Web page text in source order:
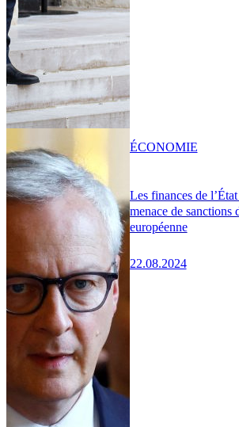
Les finances de
menace de sanctions
européenne
22.08.2024
ÉCONOMIE